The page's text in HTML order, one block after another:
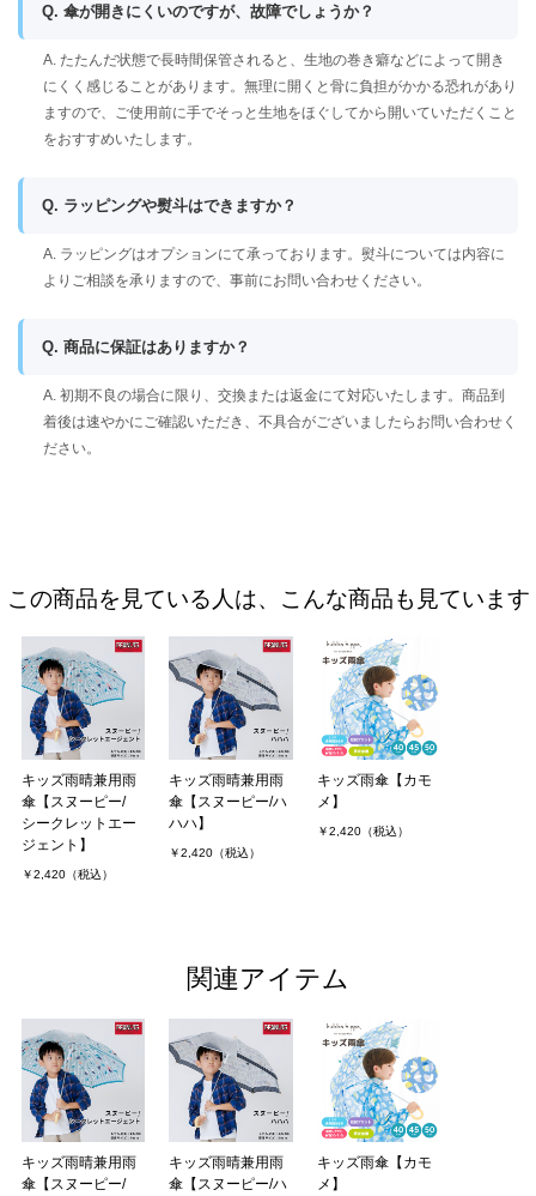
Q. 傘が開きにくいのですが、故障でしょうか？
A. たたんだ状態で長時間保管されると、生地の巻き癖などによって開き
にくく感じることがあります。無理に開くと骨に負担がかかる恐れがあり
ますので、ご使用前に手でそっと生地をほぐしてから開いていただくこと
をおすすめいたします。
Q. ラッピングや熨斗はできますか？
A. ラッピングはオプションにて承っております。熨斗については内容に
よりご相談を承りますので、事前にお問い合わせください。
Q. 商品に保証はありますか？
A. 初期不良の場合に限り、交換または返金にて対応いたします。商品到
着後は速やかにご確認いただき、不具合がございましたらお問い合わせく
ださい。
この商品を見ている人は、こんな商品も見ています
キッズ雨晴兼用雨
傘【スヌーピー/
シークレットエー
ジェント】
￥2,420（税込）
キッズ雨晴兼用雨
傘【スヌーピー/ハ
ハハ】
￥2,420（税込）
キッズ雨傘【カモ
メ】
￥2,420（税込）
関連アイテム
キッズ雨晴兼用雨
傘【スヌーピー/
キッズ雨晴兼用雨
傘【スヌーピー/ハ
キッズ雨傘【カモ
メ】